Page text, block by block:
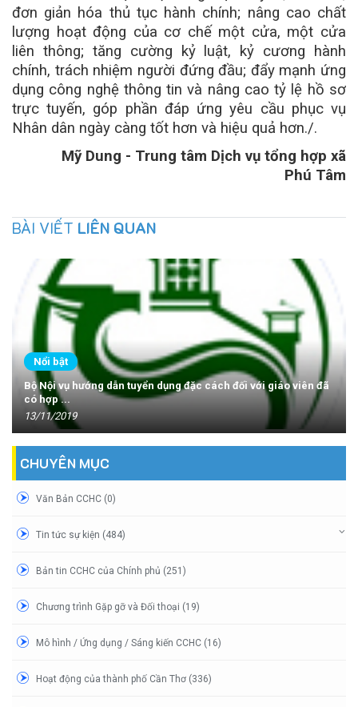
đơn giản hóa thủ tục hành chính; nâng cao chất
lượng hoạt động của cơ chế một cửa, một cửa
liên thông; tăng cường kỷ luật, kỷ cương hành
chính, trách nhiệm người đứng đầu; đẩy mạnh ứng
dụng công nghệ thông tin và nâng cao tỷ lệ hồ sơ
trực tuyến, góp phần đáp ứng yêu cầu phục vụ
Nhân dân ngày càng tốt hơn và hiệu quả hơn./.
Mỹ Dung - Trung tâm Dịch vụ tổng hợp xã
Phú Tâm
BÀI VIẾT LIÊN QUAN
Nổi bật
Bộ Nội vụ hướng dẫn tuyển dụng đặc cách đối với giáo viên đã
có hợp ...
13/11/2019
CHUYÊN MỤC
Văn Bản CCHC (0)
Tin tức sự kiện (484)
Bản tin CCHC của Chính phủ (251)
Chương trình Gặp gỡ và Đối thoại (19)
Mô hình / Ứng dụng / Sáng kiến CCHC (16)
Hoạt động của thành phố Cần Thơ (336)